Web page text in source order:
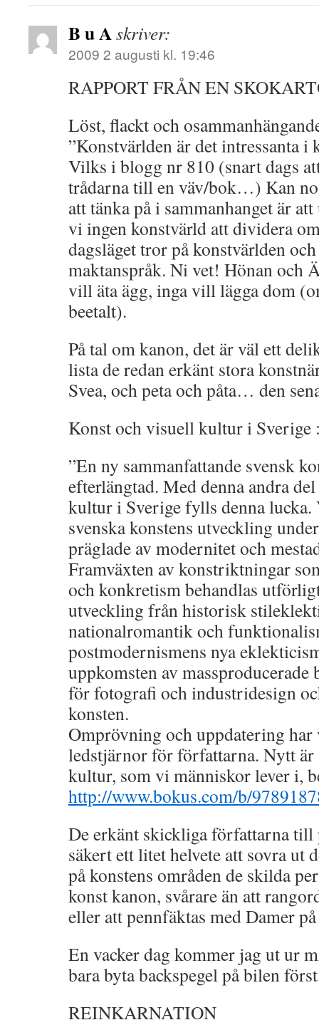
B u Askriver:
2009 2 augusti kl. 19:46
RAPPORT FRÅN EN
Löst, flackt och
”Konstvärlden är det intressanta i
Vilks i blogg nr 810 (snart dags
trådarna till en väv/bok…) Kan
att tänka på i sammanhanget är
vi ingen konstvärld att dividera
dagsläget tror på konstvärlden
maktanspråk. Ni vet! Hönan och
vill äta ägg, inga vill lägga dom
beetalt).
På tal om kanon, det är väl ett
lista de redan erkänt stora
Svea, och peta och påta… den
Konst och visuell kultur i Sverige
”En ny sammanfattande svensk
efterlängtad. Med denna andra
kultur i Sverige fylls denna
svenska konstens utveckling
präglade av modernitet och
Framväxten av konstriktningar
och konkretism behandlas
utveckling från historisk
nationalromantik och
postmodernismens nya
uppkomsten av
för fotografi och industridesign
konsten.
Omprövning och uppdatering
ledstjärnor för författarna. Nytt är
kultur, som vi människor lever i,
http://www.bokus.com/b/
De erkänt skickliga författarna till
säkert ett litet helvete att sovra ut
på konstens områden de skilda
konst kanon, svårare än att
eller att pennfäktas med Damer
En vacker dag kommer jag ut ur
bara byta backspegel på bilen
REINKARNATION